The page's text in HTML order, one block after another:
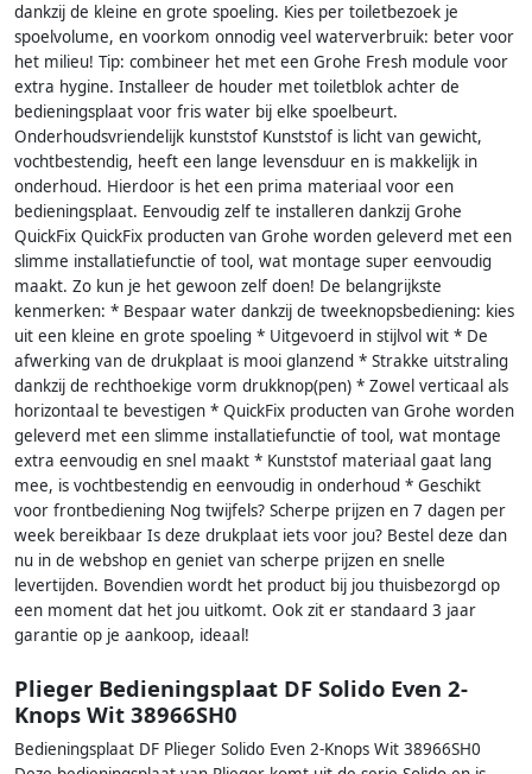
dankzij de kleine en grote spoeling. Kies per toiletbezoek je
spoelvolume, en voorkom onnodig veel waterverbruik: beter voor
het milieu! Tip: combineer het met een Grohe Fresh module voor
extra hygine. Installeer de houder met toiletblok achter de
bedieningsplaat voor fris water bij elke spoelbeurt.
Onderhoudsvriendelijk kunststof Kunststof is licht van gewicht,
vochtbestendig, heeft een lange levensduur en is makkelijk in
onderhoud. Hierdoor is het een prima materiaal voor een
bedieningsplaat. Eenvoudig zelf te installeren dankzij Grohe
QuickFix QuickFix producten van Grohe worden geleverd met een
slimme installatiefunctie of tool, wat montage super eenvoudig
maakt. Zo kun je het gewoon zelf doen! De belangrijkste
kenmerken: * Bespaar water dankzij de tweeknopsbediening: kies
uit een kleine en grote spoeling * Uitgevoerd in stijlvol wit * De
afwerking van de drukplaat is mooi glanzend * Strakke uitstraling
dankzij de rechthoekige vorm drukknop(pen) * Zowel verticaal als
horizontaal te bevestigen * QuickFix producten van Grohe worden
geleverd met een slimme installatiefunctie of tool, wat montage
extra eenvoudig en snel maakt * Kunststof materiaal gaat lang
mee, is vochtbestendig en eenvoudig in onderhoud * Geschikt
voor frontbediening Nog twijfels? Scherpe prijzen en 7 dagen per
week bereikbaar Is deze drukplaat iets voor jou? Bestel deze dan
nu in de webshop en geniet van scherpe prijzen en snelle
levertijden. Bovendien wordt het product bij jou thuisbezorgd op
een moment dat het jou uitkomt. Ook zit er standaard 3 jaar
garantie op je aankoop, ideaal!
Plieger Bedieningsplaat DF Solido Even 2-
Knops Wit 38966SH0
Bedieningsplaat DF Plieger Solido Even 2-Knops Wit 38966SH0